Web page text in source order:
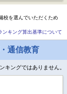
校を選んでいただくため
ンキング算出基準について
通信教育
キングではありません。